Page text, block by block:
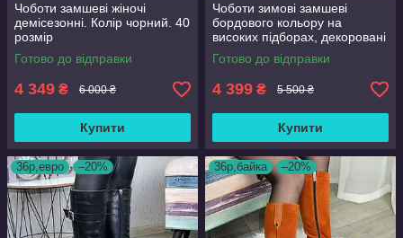
Чоботи замшеві жіночі
демісезонні. Колір чорний. 40
розмір
Готово до відправки
4 349 ₴ 6 000 ₴
Купити
Чоботи зимові замшеві
бордового кольору на
високих підборах, декоровані
накаткою каменів. 38 розмір
Готово до відправки
4 399 ₴ 5 500 ₴
Купити
36р,евро –20% 36р,байка –20%